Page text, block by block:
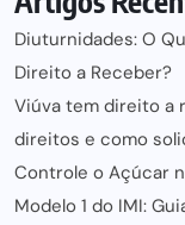
Diuturnidades: O
Direito a Receber?
Viúva tem direito a
direitos e como
Controle o Açúcar
Modelo 1 do IMI: